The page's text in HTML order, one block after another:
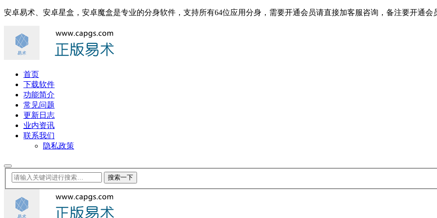
安卓易术、安卓星盒，安卓魔盒是专业的分身软件，支持所有64位应用分身，需要开通会员请直接加客服咨询，备注要开通会
首页
下载软件
功能简介
常见问题
更新日志
业内资讯
联系我们
隐私政策